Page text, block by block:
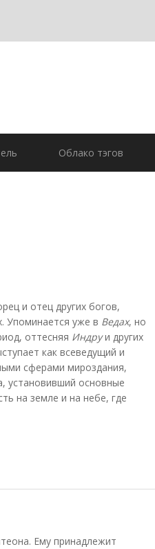
Облако тэгов
и отец других богов,
Упоминается уже в Ведах, но
оттесняя Индруи других
как всеведущий и
сферами мироздания,
установивший основные
на земле и на небе, где
Ему принадлежит